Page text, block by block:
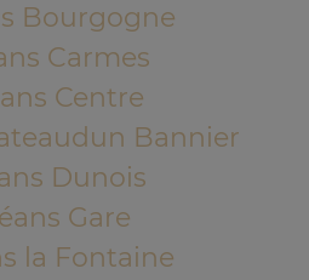
Bourgogne
Carmes
Centre
Bannier
Dunois
Gare
la Fontaine